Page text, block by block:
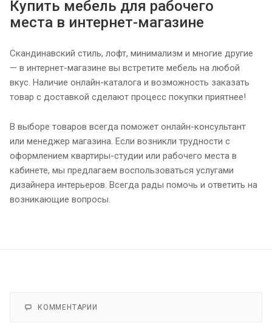
Купить мебель для рабочего
места в интернет-магазине
Скандинавский стиль, лофт, минимализм и многие другие
— в интернет-магазине вы встретите мебель на любой
вкус. Наличие онлайн-каталога и возможность заказать
товар с доставкой сделают процесс покупки приятнее!
В выборе товаров всегда поможет онлайн-консультант
или менеджер магазина. Если возникли трудности с
оформлением квартиры-студии или рабочего места в
кабинете, мы предлагаем воспользоваться услугами
дизайнера интерьеров. Всегда рады помочь и ответить на
возникающие вопросы.
КОММЕНТАРИИ